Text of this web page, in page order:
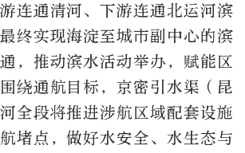
连通清河、下游连通北运河滨
终实现海淀至城市副中心的滨
，推动滨水活动举办，赋能区
绕通航目标，京密引水渠（昆
全段将推进涉航区域配套设施
堵点，做好水安全、水生态与